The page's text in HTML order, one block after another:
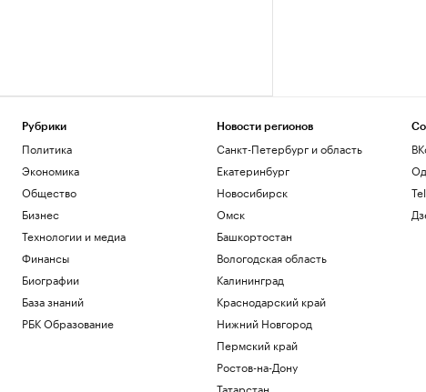
Рубрики
Политика
Экономика
Общество
Бизнес
Технологии и медиа
Финансы
Биографии
База знаний
РБК Образование
Новости регионов
Санкт-Петербург и область
Екатеринбург
Новосибирск
Омск
Башкортостан
Вологодская область
Калининград
Краснодарский край
Нижний Новгород
Пермский край
Ростов-на-Дону
Татарстан